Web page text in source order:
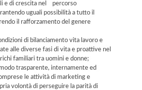
e di crescita nel percorso
uguali possibilità a tutto il
il rafforzamento del genere
di bilanciamento vita lavoro e
alle diverse fasi di vita e proattive nel
familiari tra uomini e donne;
trasparente, internamente ed
le attività di marketing e
volontà di perseguire la parità di